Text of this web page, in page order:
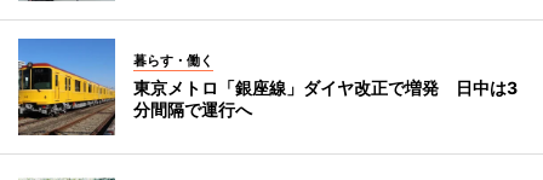
暮らす・働く
東京メトロ「銀座線」ダイヤ改正で増発 日中は3
分間隔で運行へ